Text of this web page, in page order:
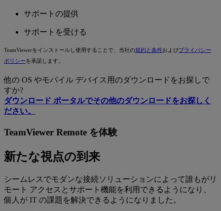
サポートの提供
サポートを受ける
TeamViewerをインストールし使用することで、当社の規約と条件およびプライバシー
ポリシーを承諾します。
他の OS やモバイル デバイス用のダウンロードをお探しで
すか?
ダウンロード ポータルでその他のダウンロードをお探しく
ださい。
TeamViewer Remote を体験
新たな視点の到来
シームレスでモダンな接続ソリューションによって誰もがリ
モート アクセスとサポート機能を利用できるようになり、
個人が IT の課題を解決できるようになりました。